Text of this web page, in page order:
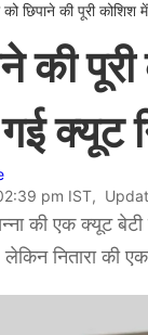
को छिपाने की पूरी
की
क्यूट
pm IST,
की एक क्यूट बेटी
नितारा की